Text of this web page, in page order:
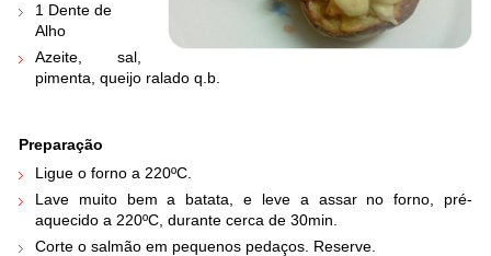
1 Dente de
Alho
Azeite, sal,
pimenta, queijo ralado q.b.
Preparação
Ligue o forno a 220ºC.
Lave muito bem a batata, e leve a assar no forno, pré-
aquecido a 220ºC, durante cerca de 30min.
Corte o salmão em pequenos pedaços. Reserve.